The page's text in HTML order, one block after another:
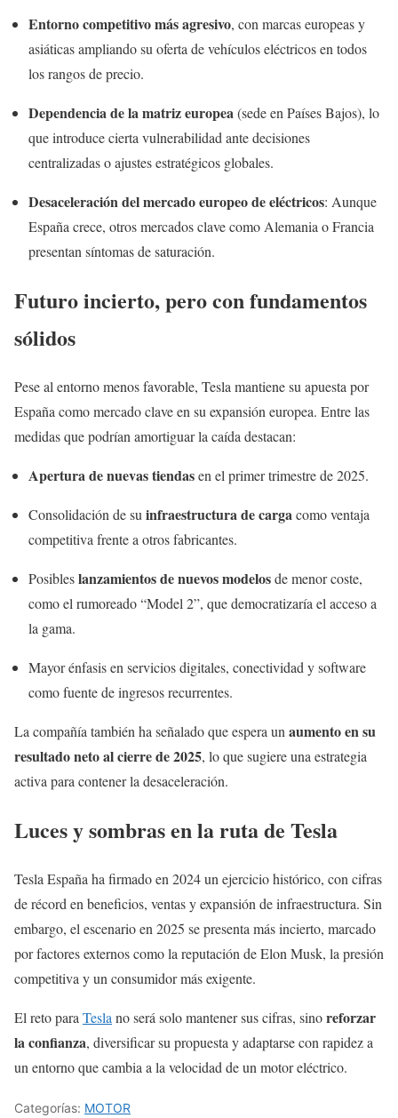
Entorno competitivo más agresivo, con marcas europeas y
asiáticas ampliando su oferta de vehículos eléctricos en todos
los rangos de precio.
Dependencia de la matriz europea(sede en Países Bajos), lo
que introduce cierta vulnerabilidad ante decisiones
centralizadas o ajustes estratégicos globales.
Desaceleración del mercado europeo de eléctricos: Aunque
España crece, otros mercados clave como Alemania o Francia
presentan síntomas de saturación.
Futuro incierto, pero con fundamentos
sólidos
Pese al entorno menos favorable, Tesla mantiene su apuesta por
España como mercado clave en su expansión europea. Entre las
medidas que podrían amortiguar la caída destacan:
Apertura de nuevas tiendasen el primer trimestre de 2025.
Consolidación de su infraestructura de cargacomo ventaja
competitiva frente a otros fabricantes.
Posibleslanzamientos de nuevos modelosde menor coste,
como el rumoreado “Model 2”, que democratizaría el acceso a
la gama.
Mayor énfasis en servicios digitales, conectividad y software
como fuente de ingresos recurrentes.
La compañía también ha señalado que espera un aumento en su
resultado neto al cierre de 2025, lo que sugiere una estrategia
activa para contener la desaceleración.
Luces y sombras en la ruta de Tesla
Tesla España ha firmado en 2024 un ejercicio histórico, con cifras
de récord en beneficios, ventas y expansión de infraestructura. Sin
embargo, el escenario en 2025 se presenta más incierto, marcado
por factores externos como la reputación de Elon Musk, la presión
competitiva y un consumidor más exigente.
El reto para Tesla no será solo mantener sus cifras, sinoreforzar
la confianza, diversificar su propuesta y adaptarse con rapidez a
un entorno que cambia a la velocidad de un motor eléctrico.
Categorías: MOTOR